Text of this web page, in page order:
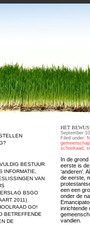
BESTUUR
INFORMATIE,
VAN
BSGO
2011)
GO!
BETREFFENDE
DE
HET
September
Filed under:
schoolraad,
In de
eerste is de
‘anderen’.
de eerste,
een een
onder de
inrichtende
vandien.